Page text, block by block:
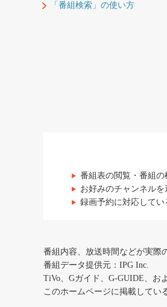
「番組検索」の使い方
番組表の閲覧・番組
お好みのチャンネル
録画予約に対応して
番組内容、放送時間などが実際
番組データ提供元：IPG Inc.
TiVo、Gガイド、G-GUIDE、お
このホームページに掲載してい